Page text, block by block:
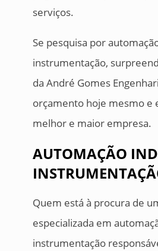
serviços.
Se pesquisa por
instrumentação,
da André Gomes
orçamento hoje mesmo e
melhor e maior empresa.
AUTOMAÇÃO
Quem está à procura de
especializada em
instrumentação